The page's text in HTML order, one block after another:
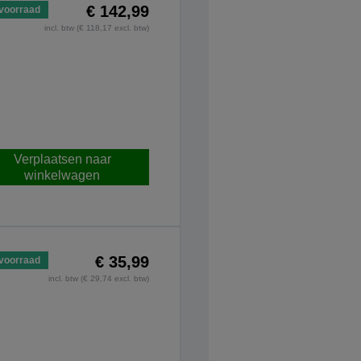
€ 142,99
incl. btw (€ 118,17 excl. btw)
Verplaatsen naar
winkelwagen
€ 35,99
incl. btw (€ 29,74 excl. btw)